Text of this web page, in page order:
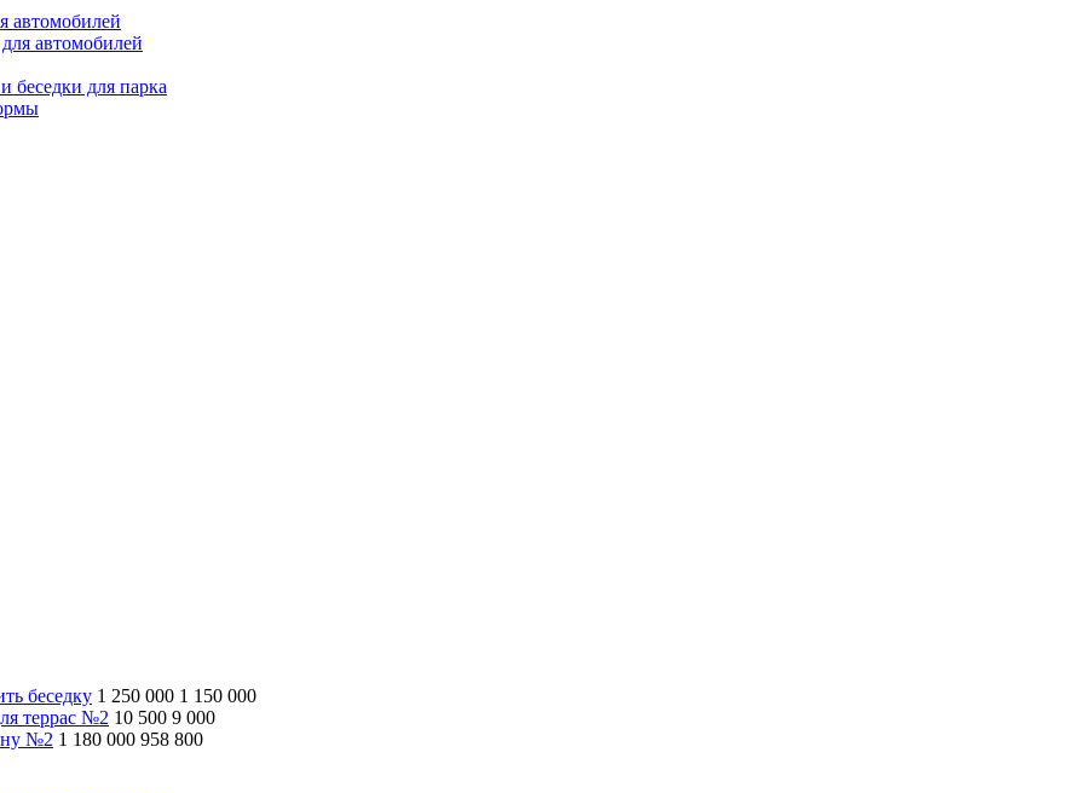
автомобилей
автомобилей
беседки для парка
беседку 1 250 000 1 150 000
террас №2 10 500 9 000
№2 1 180 000 958 800